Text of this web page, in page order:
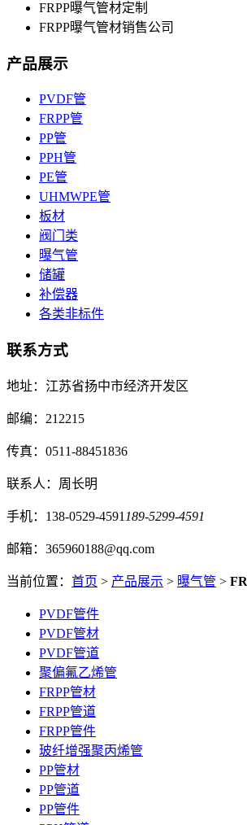
FRPP曝气管材定制
FRPP曝气管材销售公司
产品展示
PVDF管
FRPP管
PP管
PPH管
PE管
UHMWPE管
板材
阀门类
曝气管
储罐
补偿器
各类非标件
联系方式
地址：江苏省扬中市经济开发区
邮编：212215
传真：0511-88451836
联系人：周长明
手机：138-0529-4591 189-5299-4591
邮箱：365960188@qq.com
当前位置： 首页 > 产品展示 > 曝气管 >
PVDF管件
PVDF管材
PVDF管道
聚偏氟乙烯管
FRPP管材
FRPP管道
FRPP管件
玻纤增强聚丙烯管
PP管材
PP管道
PP管件